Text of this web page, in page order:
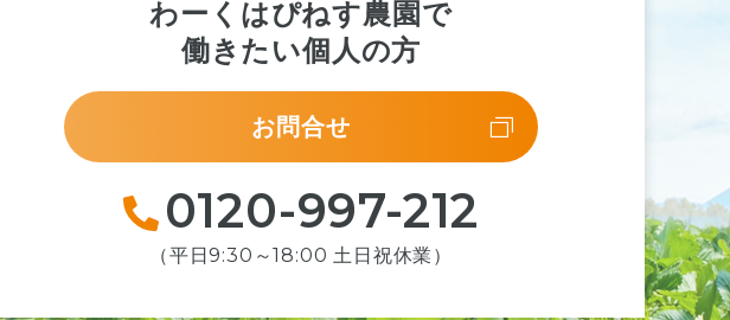
わーくはぴねす農園で
働きたい個人の方
お問合せ
0120-997-212
（平日9:30～18:00 土日祝休業）